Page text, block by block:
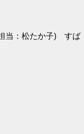
当：松たか子) すば